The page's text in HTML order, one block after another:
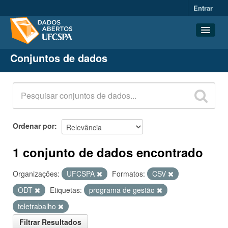
Entrar
Conjuntos de dados
Organizações
Grupos
Sobre
Conjuntos de dados
Ordenar por
1 conjunto de dados encontrado
Organizações: UFCSPA Formatos:
CSV
ODT
Etiquetas:
programa de gestão
teletrabalho
Filtrar Resultados